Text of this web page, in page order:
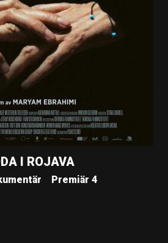
I ROJAVA
Premiär 4